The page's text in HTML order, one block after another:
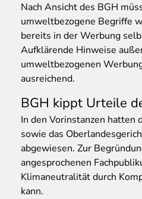
Nach Ansicht des BGH
umweltbezogene Begriffe
bereits in der Werbung
Aufklärende Hinweise
umweltbezogenen
ausreichend.
BGH kippt Urteile
In den Vorinstanzen hatten
sowie das
abgewiesen. Zur
angesprochenen
Klimaneutralität durch
kann.